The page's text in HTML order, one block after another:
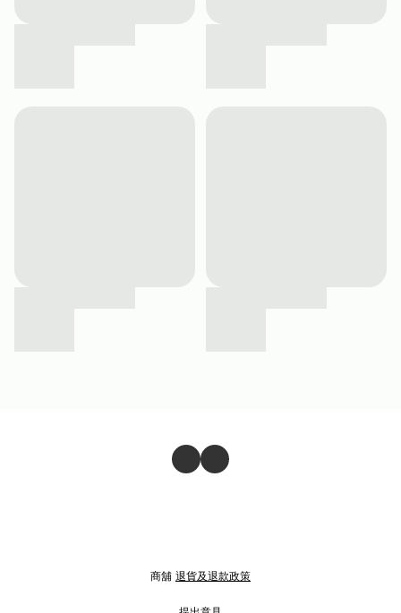
商舖 退貨及退款政策